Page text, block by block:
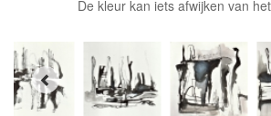
De kleur kan iets afwijken van